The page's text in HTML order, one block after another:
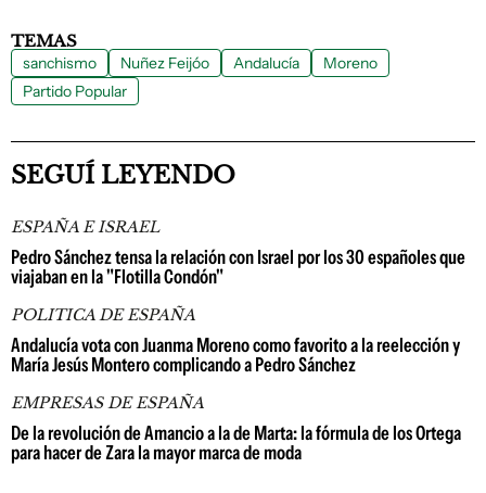
TEMAS
sanchismo Nuñez Feijóo Andalucía
Moreno
Partido Popular
SEGUÍ LEYENDO
ESPAÑA E ISRAEL
Pedro Sánchez tensa la relación con Israel por los 30 españoles que
viajaban en la "Flotilla Condón"
POLITICA DE ESPAÑA
Andalucía vota con Juanma Moreno como favorito a la reelección y
María Jesús Montero complicando a Pedro Sánchez
EMPRESAS DE ESPAÑA
De la revolución de Amancio a la de Marta: la fórmula de los Ortega
para hacer de Zara la mayor marca de moda